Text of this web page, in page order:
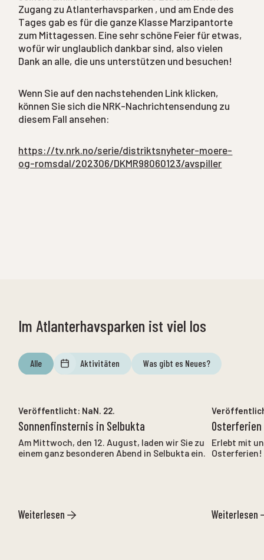
Zugang zu Atlanterhavsparken , und am Ende des
Tages gab es für die ganze Klasse Marzipantorte
zum Mittagessen. Eine sehr schöne Feier für etwas,
wofür wir unglaublich dankbar sind, also vielen
Dank an alle, die uns unterstützen und besuchen!
Wenn Sie auf den nachstehenden Link klicken,
können Sie sich die NRK-Nachrichtensendung zu
diesem Fall ansehen:
https://tv.nrk.no/serie/distriktsnyheter-moere-
og-romsdal/202306/DKMR98060123/avspiller
Im Atlanterhavsparken ist viel los
Alle Aktivitäten Was gibt es Neues?
Veröffentlicht: NaN. 22.
Sonnenfinsternis in Selbukta
Am Mittwoch, den 12. August, laden wir Sie zu
einem ganz besonderen Abend in Selbukta ein.
Weiterlesen
Erlebt mit
Osterferien!
Weiterlesen